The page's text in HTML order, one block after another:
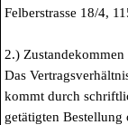
Felberstrasse 18/4,
2.) Zustandekommen
Das
kommt durch
getätigten Bestellung